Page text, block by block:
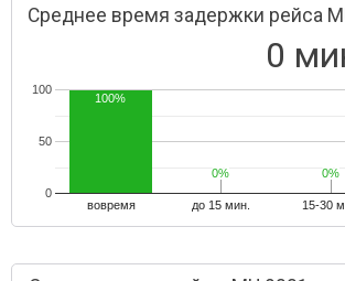
Среднее время задержки рейса
0
вовремя до 15 мин. 15-30
0
50
100
100%
0%
0% 0%
0%